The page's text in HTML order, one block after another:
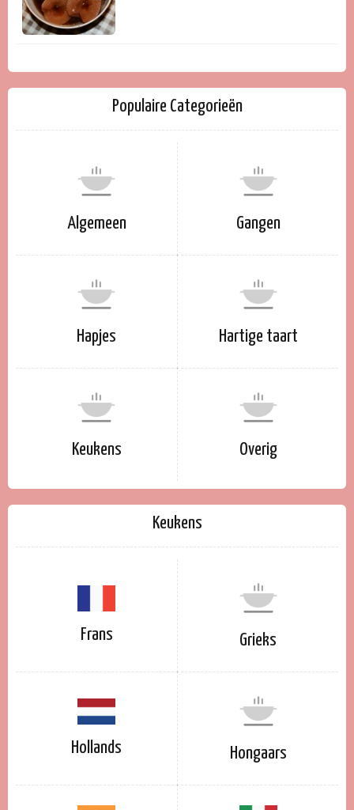
Populaire Categorieën
Algemeen Gangen
Hapjes Hartige taart
Keukens Overig
Keukens
Frans Grieks
Hollands Hongaars